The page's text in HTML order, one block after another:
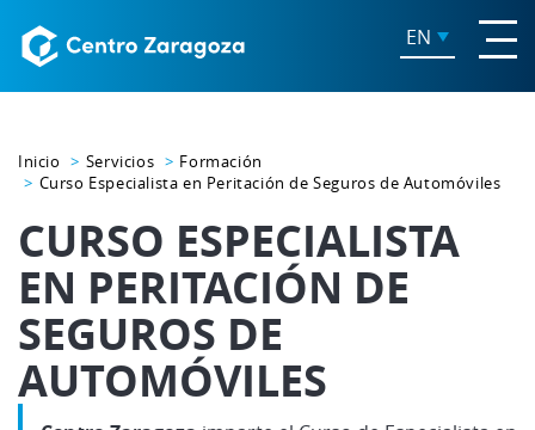
EN
Inicio Servicios
Formación
Curso Especialista en Peritación de Seguros de Automóviles
CURSO ESPECIALISTA
EN PERITACIÓN DE
SEGUROS DE
AUTOMÓVILES